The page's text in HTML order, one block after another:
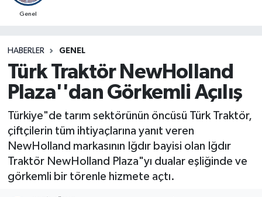
Genel
HABERLER GENEL
Türk Traktör NewHolland
Plaza''dan Görkemli Açılış
Türkiye"de tarım sektörünün öncüsü Türk Traktör,
çiftçilerin tüm ihtiyaçlarına yanıt veren
NewHolland markasının Iğdır bayisi olan Iğdır
Traktör NewHolland Plaza"yı dualar eşliğinde ve
görkemli bir törenle hizmete açtı.
Süper Lig Puan Durumu ve Fikstür
Son Dakika Haberleri
Haber Arşivi